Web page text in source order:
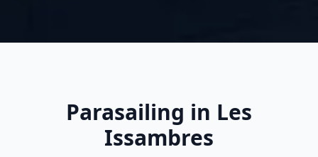
Parasailing in Les
Issambres